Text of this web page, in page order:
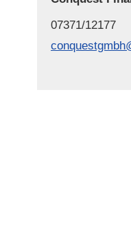
07371/12177